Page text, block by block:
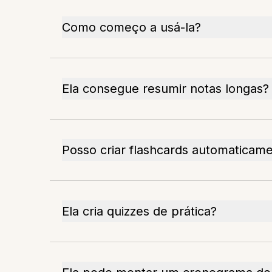
Como começo a usá-la?
Ela consegue resumir notas longas?
Posso criar flashcards
Ela cria quizzes de prática?